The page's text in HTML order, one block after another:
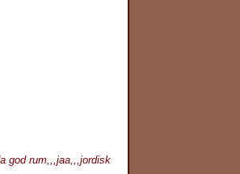
god rum,,,jaa,,,jordisk